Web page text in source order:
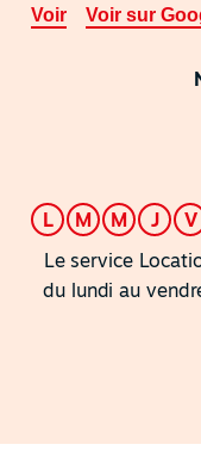
Voir Voir sur
L
M M J
V
Le service
du lundi au